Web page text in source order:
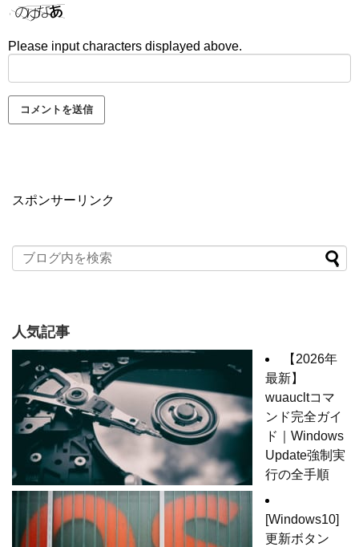
Please input characters displayed above.
スポンサーリンク
人気記事
【2026年
最新】
wuaucltコマ
ンド完全ガイ
ド｜Windows
Update強制実
行の全手順
[Windows10]
更新ボタン